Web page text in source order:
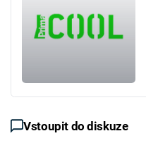
Vstoupit do diskuze